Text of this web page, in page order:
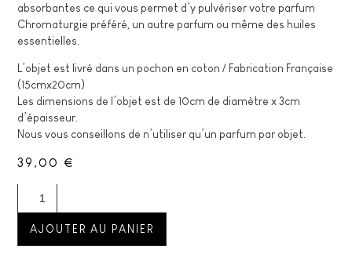
absorbantes ce qui vous permet d’y pulvériser votre parfum
Chromaturgie préféré, un autre parfum ou même des huiles
essentielles.
L’objet est livré dans un pochon en coton / Fabrication Française
(15cmx20cm)
Les dimensions de l’objet est de 10cm de diamètre x 3cm
d’épaisseur.
Nous vous conseillons de n’utiliser qu’un parfum par objet.
39,00 €
AJOUTER AU PANIER